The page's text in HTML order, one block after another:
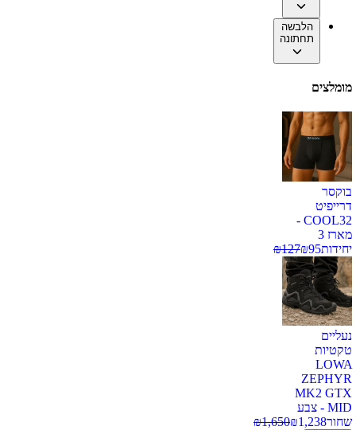
הלבשה
תחתונה
מומלצים
בוקסר
דרייפיט
COOL32 -
מארז 3
יחידות
₪95
₪127
נעליים
טקטיות
LOWA
ZEPHYR
MK2 GTX
MID - צבע
שחור
₪1,238
₪1,650